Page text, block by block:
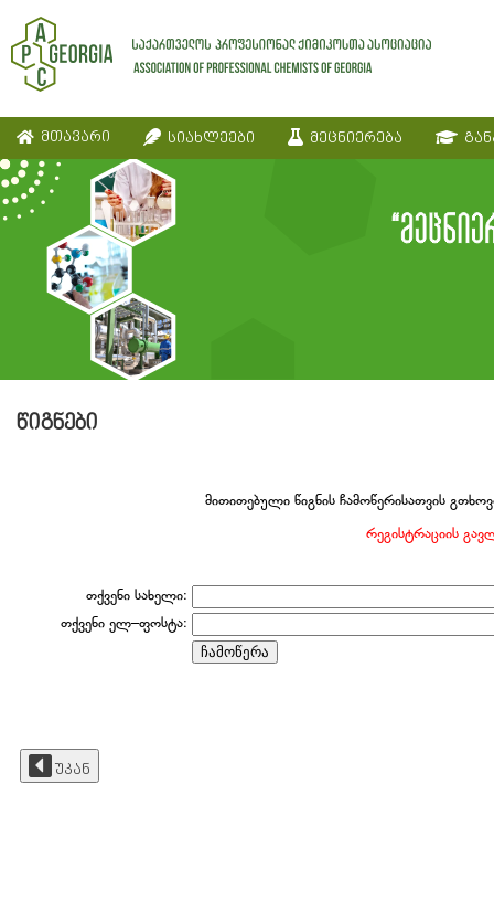
მთავარი სიახლეები მეცნიერება
წიგნები
მითითებული წიგნის ჩამოწერისათვის
რეგისტრაციის
თქვენი სახელი:
თქვენი ელ–ფოსტა:
უკან